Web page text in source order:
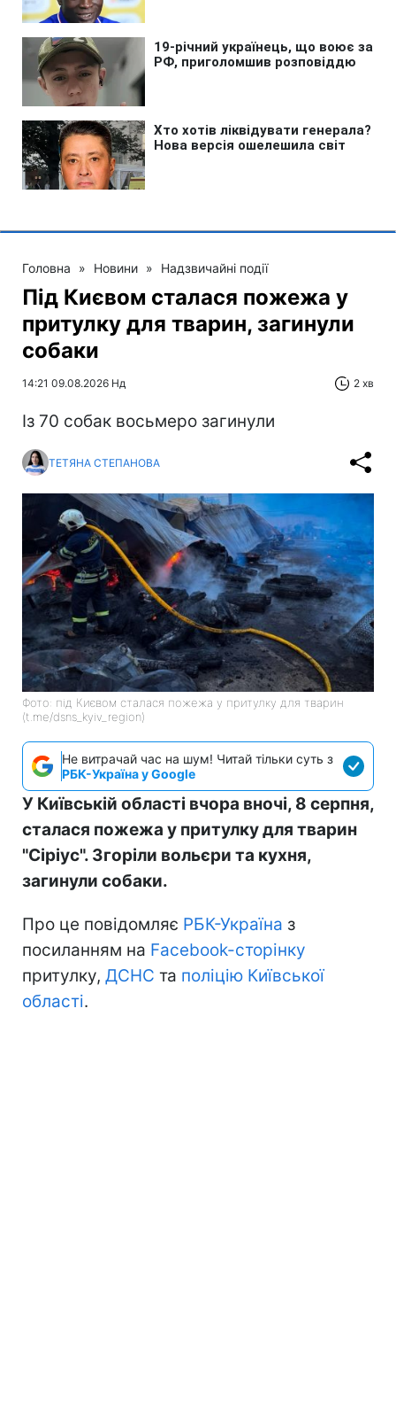
Головна » Новини » Надзвичайні події
Під Києвом сталася пожежа у
притулку для тварин, загинули
собаки
14:21 09.08.2026 Нд 2 хв
Із 70 собак восьмеро загинули
ТЕТЯНА СТЕПАНОВА
Фото: під Києвом сталася пожежа у притулку для тварин
(t.me/dsns_kyiv_region)
Не витрачай час на шум! Читай тільки суть з
РБК-Україна у Google
У Київській області вчора вночі, 8 серпня,
сталася пожежа у притулку для тварин
"Сіріус". Згоріли вольєри та кухня,
загинули собаки.
Про це повідомляє РБК-Україна з
посиланням на Facebook-сторінку
притулку, ДСНС та поліцію Київської
області.